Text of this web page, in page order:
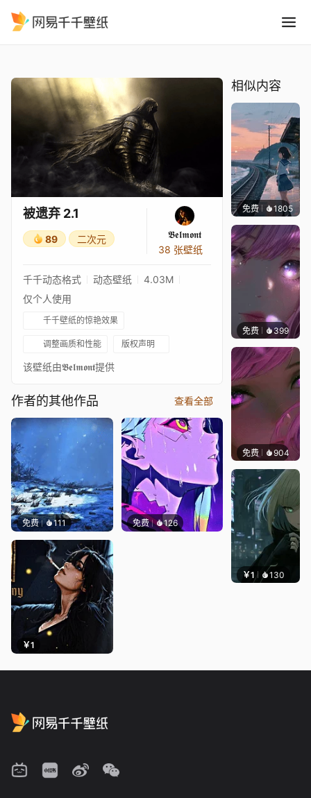
被遗弃 2.1
89 二次元
𝕭𝖊𝖑𝖒𝖔𝖓𝖙
38 张壁纸
千千动态格式 动态壁纸
4.03M
仅个人使用
千千壁纸的惊艳效果
调整画质和性能 版权声明
该壁纸由𝕭𝖊𝖑𝖒𝖔𝖓𝖙提供
作者的其他作品 查看全部
免费 111 免费 126
￥1
相似内容
免费 1805辰东
免费 399辰东
免费 904辰东
￥1 130